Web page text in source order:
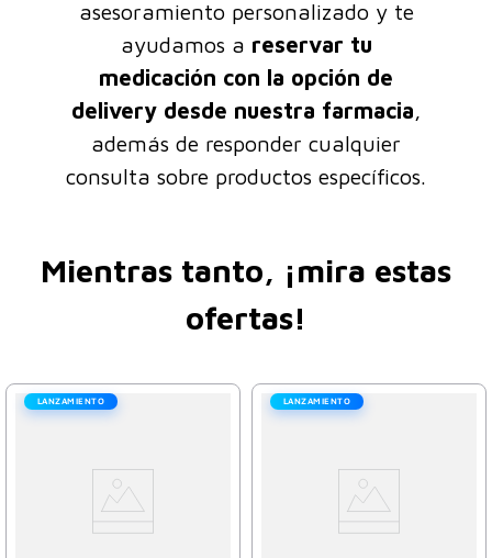
asesoramiento personalizado y te
ayudamos a reservar tu
medicación con la opción de
delivery desde nuestra farmacia,
además de responder cualquier
consulta sobre productos específicos.
Mientras tanto, ¡mira estas
ofertas!
LANZAMIENTO LANZAMIENTO